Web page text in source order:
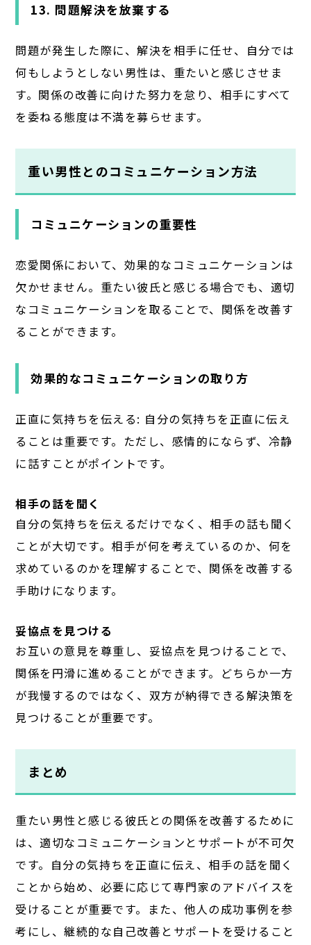
13. 問題解決を放棄する
問題が発生した際に、解決を相手に任せ、自分では
何もしようとしない男性は、重たいと感じさせま
す。関係の改善に向けた努力を怠り、相手にすべて
を委ねる態度は不満を募らせます。
重い男性とのコミュニケーション方法
コミュニケーションの重要性
恋愛関係において、効果的なコミュニケーションは
欠かせません。重たい彼氏と感じる場合でも、適切
なコミュニケーションを取ることで、関係を改善す
ることができます。
効果的なコミュニケーションの取り方
正直に気持ちを伝える: 自分の気持ちを正直に伝え
ることは重要です。ただし、感情的にならず、冷静
に話すことがポイントです。
相手の話を聞く
自分の気持ちを伝えるだけでなく、相手の話も聞く
ことが大切です。相手が何を考えているのか、何を
求めているのかを理解することで、関係を改善する
手助けになります。
妥協点を見つける
お互いの意見を尊重し、妥協点を見つけることで、
関係を円滑に進めることができます。どちらか一方
が我慢するのではなく、双方が納得できる解決策を
見つけることが重要です。
まとめ
重たい男性と感じる彼氏との関係を改善するために
は、適切なコミュニケーションとサポートが不可欠
です。自分の気持ちを正直に伝え、相手の話を聞く
ことから始め、必要に応じて専門家のアドバイスを
受けることが重要です。また、他人の成功事例を参
考にし、継続的な自己改善とサポートを受けること